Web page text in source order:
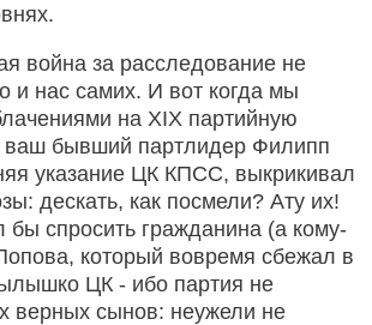
война за расследование не
и нас самих. И вот когда мы
на ХIХ партийную
бывший партлидер Филипп
указание ЦК КПСС, выкрикивал
дескать, как посмели? Ату их!
бы спросить гражданина (а кому-
который вовремя сбежал в
ЦК - ибо партия не
верных сынов: неужели не